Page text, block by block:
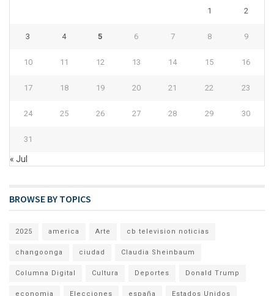
1 2
3 4 5 6 7 8 9
10 11 12 13 14 15 16
17 18 19 20 21 22 23
24 25 26 27 28 29 30
31
« Jul
BROWSE BY TOPICS
2025 america Arte cb television noticias
changoonga ciudad Claudia Sheinbaum
Columna Digital Cultura Deportes Donald Trump
economia Elecciones españa Estados Unidos